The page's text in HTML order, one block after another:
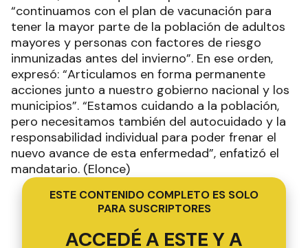
“continuamos con el plan de vacunación para
tener la mayor parte de la población de adultos
mayores y personas con factores de riesgo
inmunizadas antes del invierno”. En ese orden,
expresó: “Articulamos en forma permanente
acciones junto a nuestro gobierno nacional y los
municipios”. “Estamos cuidando a la población,
pero necesitamos también del autocuidado y la
responsabilidad individual para poder frenar el
nuevo avance de esta enfermedad”, enfatizó el
mandatario. (Elonce)
ESTE CONTENIDO COMPLETO ES SOLO
PARA SUSCRIPTORES
ACCEDÉ A ESTE Y A